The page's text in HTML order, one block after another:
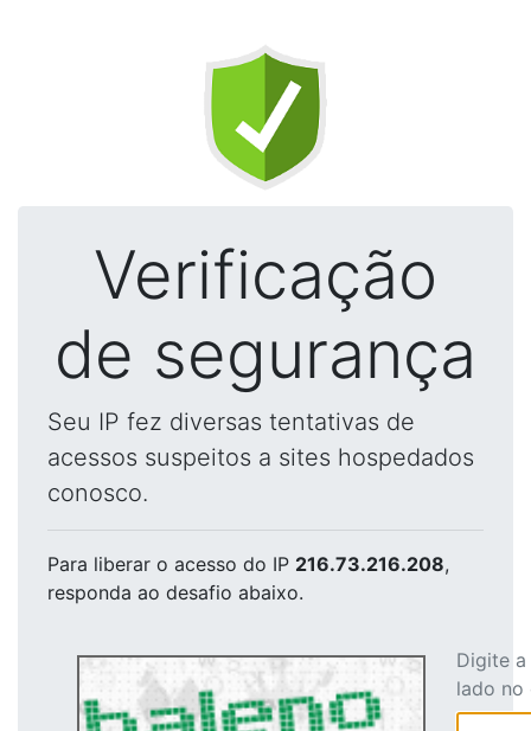
Verificação
de segurança
Seu IP fez diversas tentativas de
acessos suspeitos a sites hospedados
conosco.
Para liberar o acesso do IP 216.73.216.208,
responda ao desafio abaixo.
Digite
lado no